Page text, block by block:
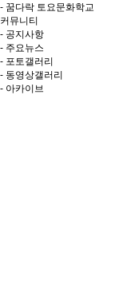
- 꿈다락 토요문화학교
커뮤니티
- 공지사항
- 주요뉴스
- 포토갤러리
- 동영상갤러리
- 아카이브